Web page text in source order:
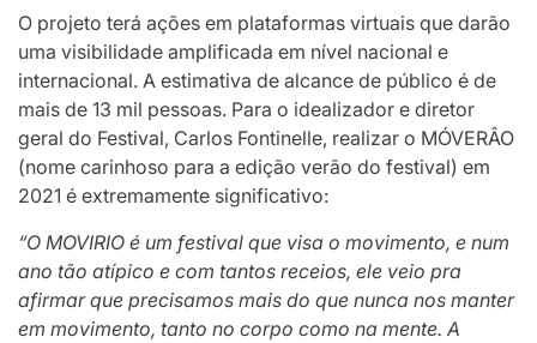
O projeto terá ações em plataformas virtuais que darão
uma visibilidade amplificada em nível nacional e
internacional. A estimativa de alcance de público é de
mais de 13 mil pessoas. Para o idealizador e diretor
geral do Festival, Carlos Fontinelle, realizar o MÓVERÂO
(nome carinhoso para a edição verão do festival) em
2021 é extremamente significativo:
“O MOVIRIO é um festival que visa o movimento, e num
ano tão atípico e com tantos receios, ele veio pra
afirmar que precisamos mais do que nunca nos manter
em movimento, tanto no corpo como na mente. A